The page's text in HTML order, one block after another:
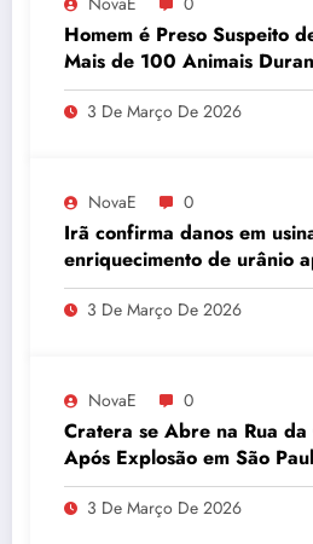
Homem é Preso Suspeito
Mais de 100 Animais
3 De Março De 2026
NovaE 0
Irã confirma danos em
enriquecimento de urânio
embaixador evita detalhes
quantidade de urânio
3 De Março De 2026
NovaE 0
Cratera se Abre na Rua da
Após Explosão em São
3 De Março De 2026